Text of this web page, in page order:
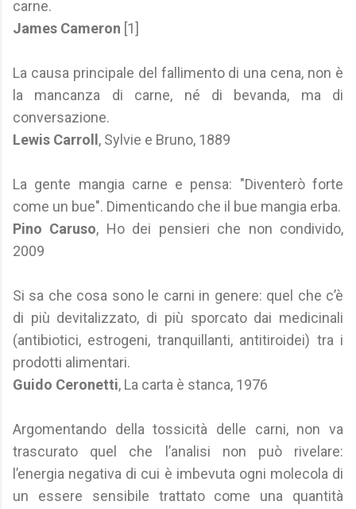
carne.
James Cameron [1]
La causa principale del fallimento di una cena, non è
la mancanza di carne, né di bevanda, ma di
conversazione.
Lewis Carroll , Sylvie e Bruno, 1889
La gente mangia carne e pensa: "Diventerò forte
come un bue". Dimenticando che il bue mangia erba.
Pino Caruso, Ho dei pensieri che non condivido,
2009
Si sa che cosa sono le carni in genere: quel che c’è
di più devitalizzato, di più sporcato dai medicinali
(antibiotici, estrogeni, tranquillanti, antitiroidei) tra i
prodotti alimentari.
Guido Ceronetti, La carta è stanca, 1976
Argomentando della tossicità delle carni, non va
trascurato quel che l’analisi non può rivelare:
l’energia negativa di cui è imbevuta ogni molecola di
un essere sensibile trattato come una quantità